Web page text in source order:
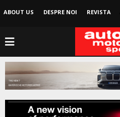
ABOUT US DESPRE NOI REVISTA